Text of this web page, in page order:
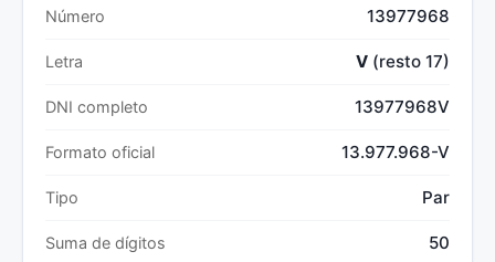
Número 13977968
Letra V (resto 17)
DNI completo 13977968V
Formato oficial 13.977.968-V
Tipo Par
Suma de dígitos 50